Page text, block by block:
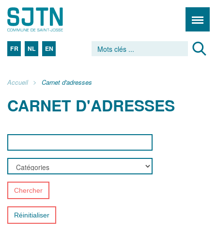
FR NL EN
Accueil Carnet d'adresses
CARNET D'ADRESSES
Chercher
Réinitialiser